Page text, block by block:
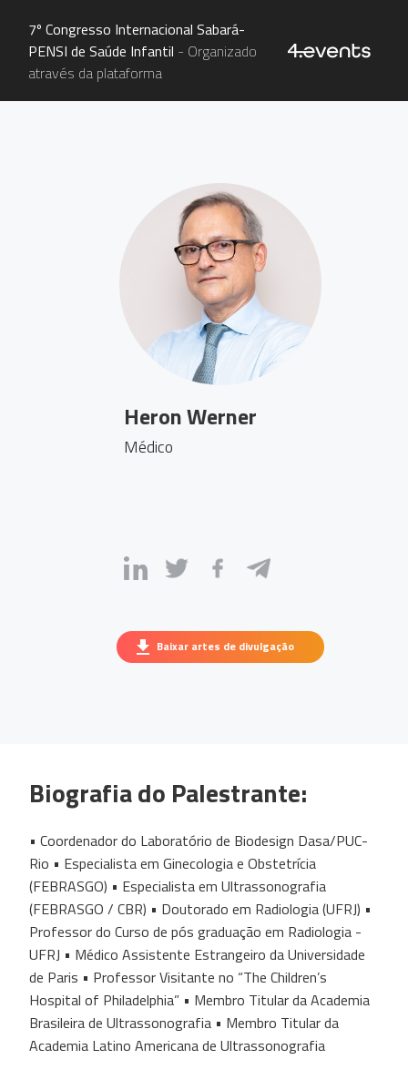
7º Congresso Internacional Sabará-
PENSI de Saúde Infantil - Organizado
através da plataforma
Heron Werner
Médico
Baixar artes de divulgação
Biografia do Palestrante:
• Coordenador do Laboratório de Biodesign Dasa/PUC-
Rio • Especialista em Ginecologia e Obstetrícia
(FEBRASGO) • Especialista em Ultrassonografia
(FEBRASGO / CBR) • Doutorado em Radiologia (UFRJ) •
Professor do Curso de pós graduação em Radiologia -
UFRJ • Médico Assistente Estrangeiro da Universidade
de Paris • Professor Visitante no “The Children’s
Hospital of Philadelphia” • Membro Titular da Academia
Brasileira de Ultrassonografia • Membro Titular da
Academia Latino Americana de Ultrassonografia